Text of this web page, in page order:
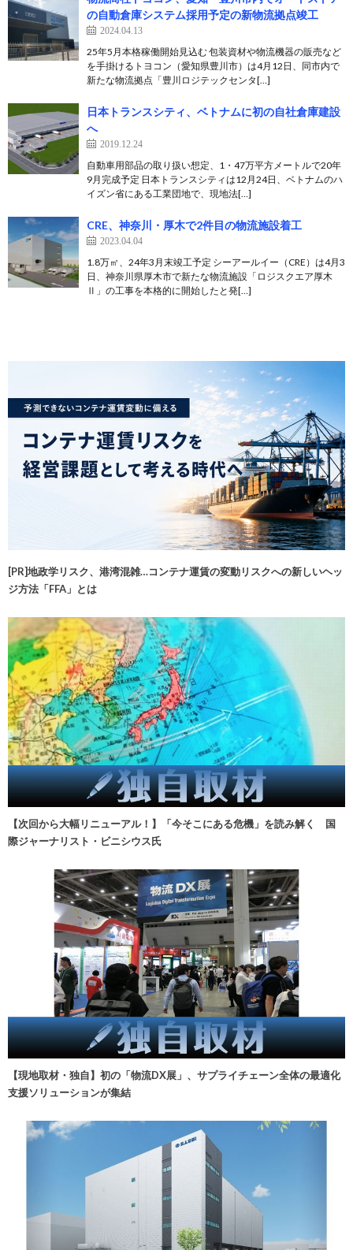
の自動倉庫システム採用予定の新物流拠点竣工
2024.04.13
25年5月本格稼働開始見込む 包装資材や物流機器の販売など
を手掛けるトヨコン（愛知県豊川市）は4月12日、同市内で
新たな物流拠点「豊川ロジテックセンタ[…]
日本トランスシティ、ベトナムに初の自社倉庫建設
へ
2019.12.24
自動車用部品の取り扱い想定、1・47万平方メートルで20年
9月完成予定 日本トランスシティは12月24日、ベトナムのハ
イズン省にある工業団地で、現地法[…]
CRE、神奈川・厚木で2件目の物流施設着工
2023.04.04
1.8万㎡、24年3月末竣工予定 シーアールイー（CRE）は4月3
日、神奈川県厚木市で新たな物流施設「ロジスクエア厚木
Ⅱ」の工事を本格的に開始したと発[…]
[PR]地政学リスク、港湾混雑…コンテナ運賃の変動リスクへの新しいヘッ
ジ方法「FFA」とは
【次回から大幅リニューアル！】「今そこにある危機」を読み解く 国
際ジャーナリスト・ビニシウス氏
【現地取材・独自】初の「物流DX展」、サプライチェーン全体の最適化
支援ソリューションが集結